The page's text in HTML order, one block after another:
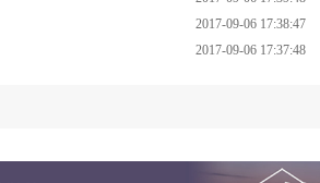
2017-09-06 17:38:47
2017-09-06 17:37:48